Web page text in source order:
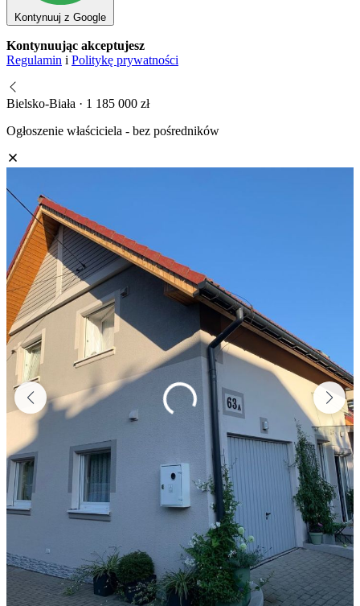
Kontynuuj z Google
Kontynuując akceptujesz
Regulamin i Politykę prywatności
Bielsko-Biała · 1 185 000 zł
Ogłoszenie właściciela - bez pośredników